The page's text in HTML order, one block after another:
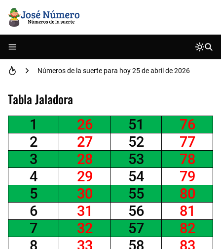
Números de la suerte para hoy 25 de abril de 2026
Números de la suerte para hoy 29 de abril de 2026
Números de la suerte para hoy 02 de mayo de 2026
Números de la suerte para hoy 18 de abril de 2026
Números de la suerte para hoy 06 de marzo de 2026
Números de la suerte para hoy 25 de julio de 2026
Números de la suerte para hoy 29 de Mayo de 2025
Números de la suerte para hoy 09 de mayo de 2026
Tabla Jaladora
1 26 51
76
2
27 52
77
3
28 53
78
4
29 54
79
5
30 55
80
6
31 56
81
7
32 57
82
8
33 58
83